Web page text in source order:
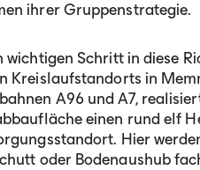
ihrer Gruppenstrategie.
wichtigen Schritt in diese
Kreislaufstandorts in
A96 und A7,
einen rund elf
Hier
oder Bodenaushub